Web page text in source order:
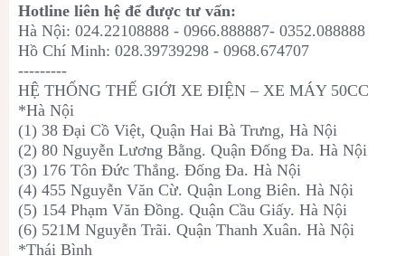
Hotline liên hệ để được tư vấn:
Hà Nội: 024.22108888 - 0966.888887- 0352.088888
Hồ Chí Minh: 028.39739298 - 0968.674707
---------
HỆ THỐNG THẾ GIỚI XE ĐIỆN – XE MÁY 50CC
*Hà Nội
(1) 38 Đại Cồ Việt, Quận Hai Bà Trưng, Hà Nội
(2) 80 Nguyễn Lương Bằng. Quận Đống Đa. Hà Nội
(3) 176 Tôn Đức Thắng. Đống Đa. Hà Nội
(4) 455 Nguyễn Văn Cừ. Quận Long Biên. Hà Nội
(5) 154 Phạm Văn Đồng. Quận Cầu Giấy. Hà Nội
(6) 521M Nguyễn Trãi. Quận Thanh Xuân. Hà Nội
*Thái Bình